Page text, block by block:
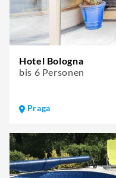
Hotel Bologna
bis 6 Personen
Praga